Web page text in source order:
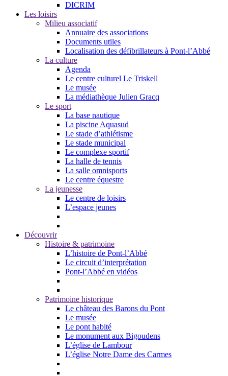
DICRIM
Les loisirs
Milieu associatif
Annuaire des associations
Documents utiles
Localisation des défibrillateurs à Pont-l’Abbé
La culture
Agenda
Le centre culturel Le Triskell
Le musée
La médiathèque Julien Gracq
Le sport
La base nautique
La piscine Aquasud
Le stade d’athlétisme
Le stade municipal
Le complexe sportif
La halle de tennis
La salle omnisports
Le centre équestre
La jeunesse
Le centre de loisirs
L’espace jeunes
Découvrir
Histoire & patrimoine
L’histoire de Pont-l’Abbé
Le circuit d’interprétation
Pont-l’Abbé en vidéos
Patrimoine historique
Le château des Barons du Pont
Le musée
Le pont habité
Le monument aux Bigoudens
L’église de Lambour
L’église Notre Dame des Carmes